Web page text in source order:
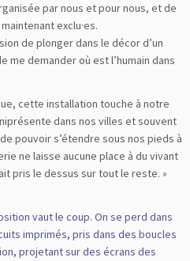
par nous et pour nous, et de
exclu·es.
de plonger dans le décor d’un
me demander où est l’humain dans
cette installation touche à notre
dans nos villes et souvent
pouvoir s’étendre sous nos pieds à
ne laisse aucune place à du vivant
pris le dessus sur tout le reste. »
vaut le coup. On se perd dans
imprimés, pris dans des boucles
projetant sur des écrans des